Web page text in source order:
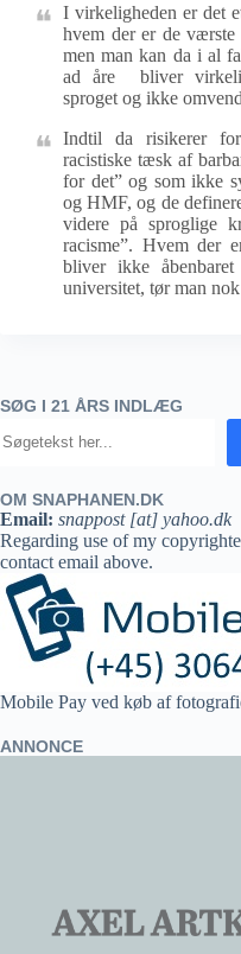
I virkeligheden er det
hvem der er de værste
men man kan da i al
ad åre bliver
sproget og ikke
Indtil da risikerer
racistiske tæsk af
for det” og som ikke
og HMF, og de
videre på sproglige
racisme”. Hvem der
bliver ikke
universitet, tør man nok
SØG I 21 ÅRS INDLÆG
OM SNAPHANEN.DK
Email: snappost [at] yahoo.dk
Regarding use of my
contact email above.
Mobile Pay ved køb af
ANNONCE